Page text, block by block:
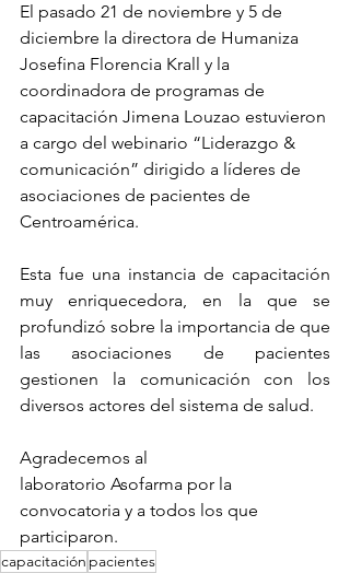
El pasado 21 de noviembre y 5 de
diciembre la directora de Humaniza
Josefina Florencia Krall
y la
coordinadora de programas de
capacitación Jimena Louzao estuvieron
a cargo del webinario “Liderazgo &
comunicación” dirigido a líderes de
asociaciones de pacientes de
Centroamérica.
Esta fue una instancia de capacitación
muy enriquecedora, en la que se
profundizó sobre la importancia de que
las asociaciones de pacientes
gestionen la comunicación con los
diversos actores del sistema de salud.
Agradecemos al
laboratorio Asofarma por la
convocatoria y a todos los que
participaron.
capacitación pacientes